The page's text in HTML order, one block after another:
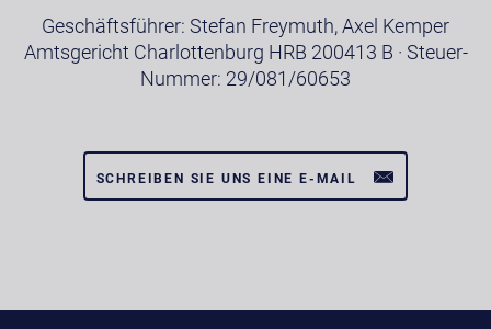
Geschäftsführer: Stefan Freymuth, Axel Kemper
Amtsgericht Charlottenburg HRB 200413 B · Steuer-
Nummer: 29/081/60653
SCHREIBEN SIE UNS EINE E-MAIL